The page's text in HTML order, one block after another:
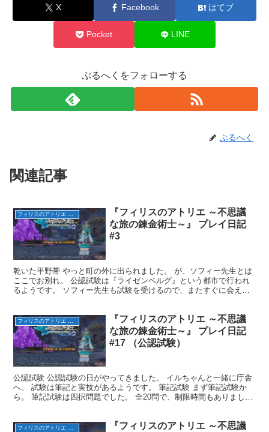
X Facebook はてブ
Pocket LINE
ぶるへくをフォローする
ぶるへく
関連記事
『フィリスのアトリエ ～不思議
な旅の錬金術士～』 プレイ日記
#3
乾いた平野帯 やっと町の外に出られました。 が、ソフィー先生とは
ここでお別れ。 公認試験は『ライゼンベルグ』という都市で行われ
るようです。 ソフィー先生も試験を受けるので、またすぐに会えそ
『フィリスのアトリエ ～不思議
な旅の錬金術士～』 プレイ日記
#17 （公認試験）
公認試験 公認試験の日がやってきました。 イルちゃんと一緒に庁舎
へ。 試験は筆記と実技があるようです。 筆記試験 まず筆記試験か
ら。 筆記試験は四択問題でした。 全20問で、制限時間もありまし
『フィリスのアトリエ ～不思議